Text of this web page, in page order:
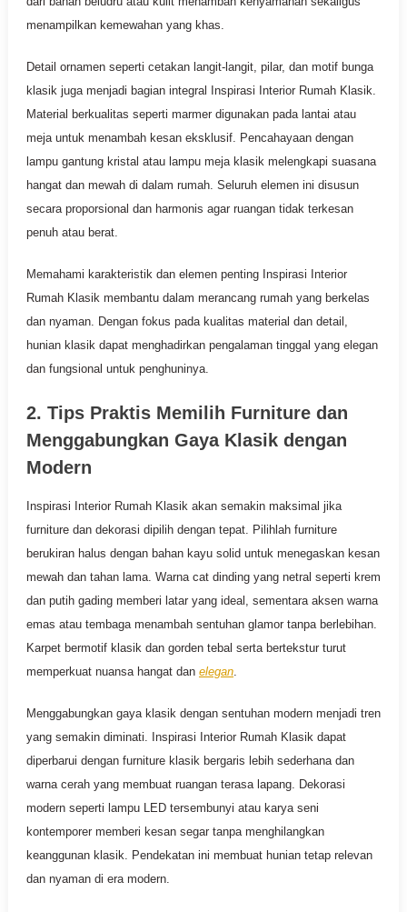
menampilkan kemewahan yang khas.
Detail ornamen seperti cetakan langit-langit, pilar, dan motif bunga
klasik juga menjadi bagian integral Inspirasi Interior Rumah Klasik.
Material berkualitas seperti marmer digunakan pada lantai atau
meja untuk menambah kesan eksklusif. Pencahayaan dengan
lampu gantung kristal atau lampu meja klasik melengkapi suasana
hangat dan mewah di dalam rumah. Seluruh elemen ini disusun
secara proporsional dan harmonis agar ruangan tidak terkesan
penuh atau berat.
Memahami karakteristik dan elemen penting Inspirasi Interior
Rumah Klasik membantu dalam merancang rumah yang berkelas
dan nyaman. Dengan fokus pada kualitas material dan detail,
hunian klasik dapat menghadirkan pengalaman tinggal yang elegan
dan fungsional untuk penghuninya.
2. Tips Praktis Memilih Furniture dan
Menggabungkan Gaya Klasik dengan
Modern
Inspirasi Interior Rumah Klasik akan semakin maksimal jika
furniture dan dekorasi dipilih dengan tepat. Pilihlah furniture
berukiran halus dengan bahan kayu solid untuk menegaskan kesan
mewah dan tahan lama. Warna cat dinding yang netral seperti krem
dan putih gading memberi latar yang ideal, sementara aksen warna
emas atau tembaga menambah sentuhan glamor tanpa berlebihan.
Karpet bermotif klasik dan gorden tebal serta bertekstur turut
memperkuat nuansa hangat dan elegan.
Menggabungkan gaya klasik dengan sentuhan modern menjadi tren
yang semakin diminati. Inspirasi Interior Rumah Klasik dapat
diperbarui dengan furniture klasik bergaris lebih sederhana dan
warna cerah yang membuat ruangan terasa lapang. Dekorasi
modern seperti lampu LED tersembunyi atau karya seni
kontemporer memberi kesan segar tanpa menghilangkan
keanggunan klasik. Pendekatan ini membuat hunian tetap relevan
dan nyaman di era modern.